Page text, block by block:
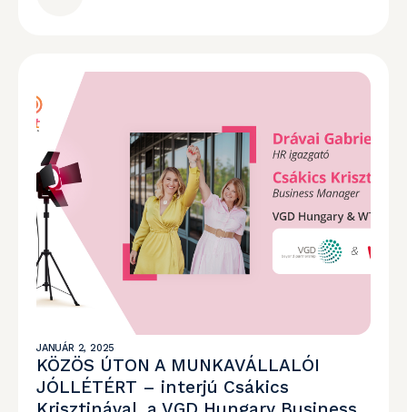
JANUÁR 2, 2025
KÖZÖS ÚTON A MUNKAVÁLLALÓI
JÓLLÉTÉRT – interjú Csákics